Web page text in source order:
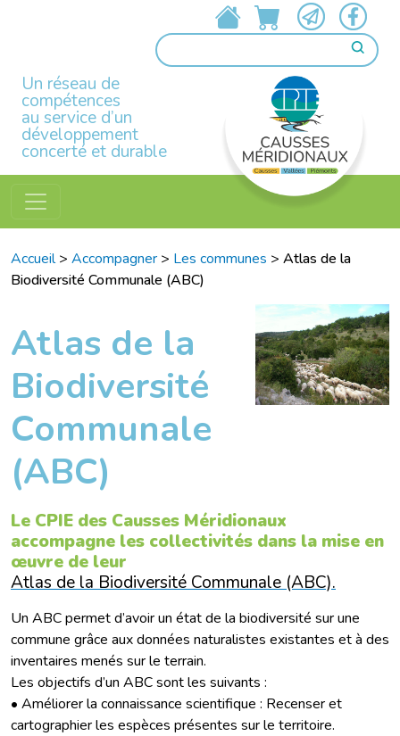
Un réseau de
compétences
au service d’un
développement
concerté et durable
Accueil> Accompagner > Les communes > Atlas de la
Biodiversité Communale (ABC)
Atlas de la
Biodiversité
Communale
(ABC)
Le CPIE des Causses Méridionaux
accompagne les collectivités dans la mise en
œuvre de leur
Atlas de la Biodiversité Communale (ABC).
Un ABC permet d’avoir un état de la biodiversité sur une
commune grâce aux données naturalistes existantes et à des
inventaires menés sur le terrain.
Les objectifs d’un ABC sont les suivants :
• Améliorer la connaissance scientifique : Recenser et
cartographier les espèces présentes sur le territoire.